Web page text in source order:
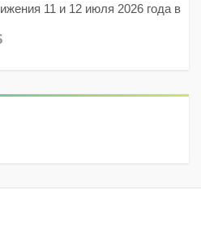
11 и 12 июля 2026 года в